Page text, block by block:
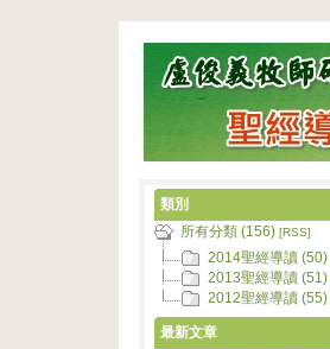
類別
所有分類 (156) [RSS]
2014聖經導讀 (50)
2013聖經導讀 (51)
2012聖經導讀 (55)
最新文章